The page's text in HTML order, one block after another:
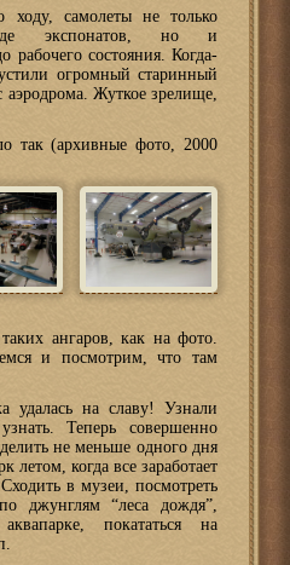
самолеты не только
экспонатов, но и
рабочего состояния. Когда-
огромный старинный
Жуткое зрелище,
так (архивные фото, 2000
ангаров, как на фото.
и посмотрим, что там
удалась на славу! Узнали
Теперь совершенно
не меньше одного дня
летом, когда все заработает
в музеи, посмотреть
джунглям “леса дождя”,
покататься на